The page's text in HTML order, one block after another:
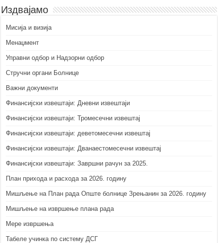
Издвајамо
Мисија и визија
Менаџмент
Управни одбор и Надзорни одбор
Стручни органи Болнице
Важни документи
Финансијски извештаји: Дневни извештаји
Финансијски извештаји: Тромесечни извештај
Финансијски извештаји: деветомесечни извештај
Финансијски извештаји: Дванаестомесечни извештај
Финансијски извештаји: Завршни рачун за 2025.
План прихода и расхода за 2026. годину
Мишљење на План рада Опште болнице Зрењанин за 2026. годину
Мишљење на извршење плана рада
Мере извршења
Табеле учинка по систему ДСГ